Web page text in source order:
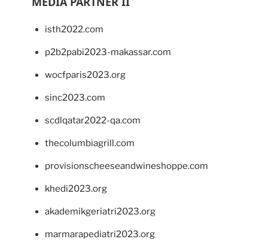
isth2022.com
p2b2pabi2023-makassar.com
wocfparis2023.org
sinc2023.com
scdlqatar2022-qa.com
thecolumbiagrill.com
provisionscheeseandwineshoppe.com
khedi2023.org
akademikgeriatri2023.org
marmarapediatri2023.org